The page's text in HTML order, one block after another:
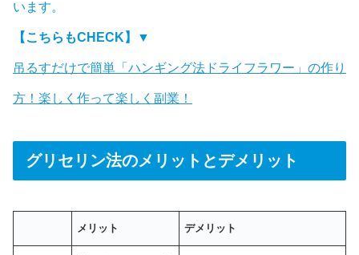
います。
【こちらもCHECK】▼
吊るすだけで簡単「ハンギング法ドライフラワー」の作り
方！楽しく作って楽しく副業！
グリセリン法のメリットとデメリット
メリット デメリット